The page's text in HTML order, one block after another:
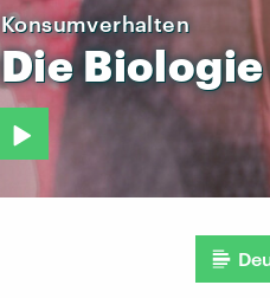
Konsumverhalten
DieBiologie